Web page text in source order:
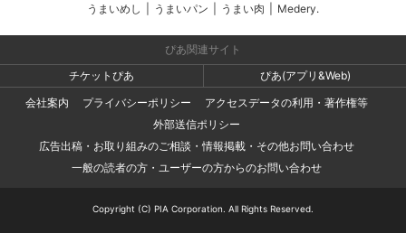
うまいめし
うまいパン うまい肉 Medery.
ぴあ関連サイト
チケットぴあ
ぴあ(アプリ&Web)
会社案内
プライバシーポリシー
アクセスデータの利用・著作権等
外部送信ポリシー
広告出稿・お取り組みのご相談・情報掲載・その他お問い合わせ
一般の読者の方・ユーザーの方からのお問い合わせ
Copyright (C) PIA Corporation. All Rights Reserved.